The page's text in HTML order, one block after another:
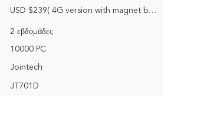
USD $239( 4G version with magnet base)
2 εβδομάδες
10000 PC
Jointech
JT701D